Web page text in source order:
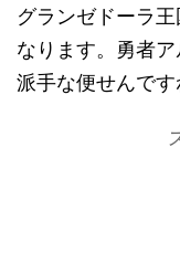
グランゼドーラ
なります。勇者
派手な便せんです